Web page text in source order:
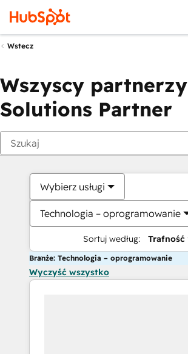
Wstecz
Wszyscy partnerzy
Solutions Partner
Wybierz usługi
Technologia – oprogramowanie
Sortuj według: Trafność
Branże: Technologia – oprogramowanie
Wyczyść wszystko